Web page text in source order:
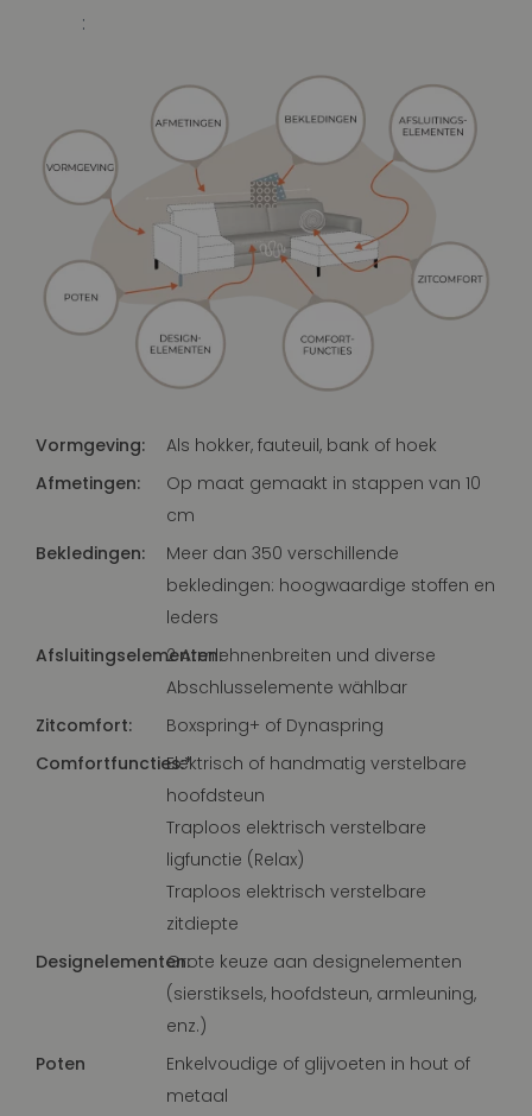
:
Vormgeving:
Als hokker, fauteuil, bank of hoek
Afmetingen:
Op maat gemaakt in stappen van 10
cm
Bekledingen:
Meer dan 350 verschillende
bekledingen: hoogwaardige stoffen en
leders
Afsluitingselementen:2 Armlehnenbreiten und diverse
Abschlusselemente wählbar
Zitcomfort:
Boxspring+ of Dynaspring
Comfortfuncties:*Elektrisch of handmatig verstelbare
hoofdsteun
Traploos elektrisch verstelbare
ligfunctie (Relax)
Traploos elektrisch verstelbare
zitdiepte
Designelementen:Grote keuze aan designelementen
(sierstiksels, hoofdsteun, armleuning,
enz.)
Poten
Enkelvoudige of glijvoeten in hout of
metaal